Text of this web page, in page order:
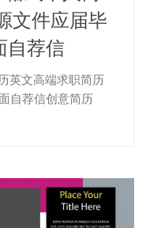
文件应届毕
自荐信
英文高端求职简历
自荐信创意简历